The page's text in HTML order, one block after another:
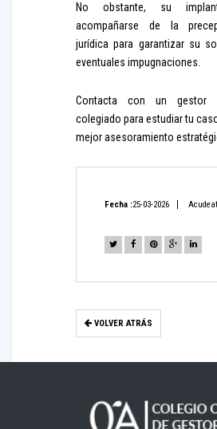
No obstante, su
acompañarse de la
jurídica para garantizar su
eventuales impugnaciones.
Contacta con un gestor
colegiado para estudiar tu
mejor asesoramiento
Fecha :25-03-2026
VOLVER ATRÁS